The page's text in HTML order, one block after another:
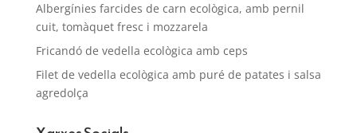
Albergínies farcides de carn ecològica, amb pernil
cuit, tomàquet fresc i mozzarela
Fricandó de vedella ecològica amb ceps
Filet de vedella ecològica amb puré de patates i salsa
agredolça